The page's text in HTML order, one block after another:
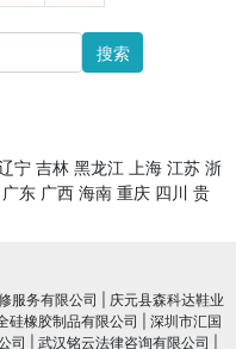
搜索
宁 吉林 黑龙江 上海 江苏 浙
广东 广西 海南 重庆 四川 贵
服务有限公司
庆元县森科达鞋业
硅橡胶制品有限公司
深圳市汇国
司 武汉铭云法律咨询有限公司